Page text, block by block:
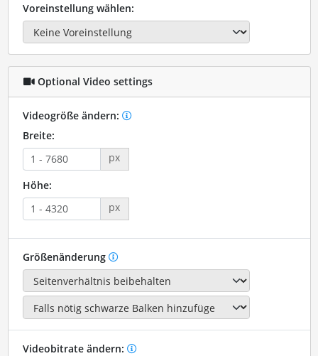
Voreinstellung wählen:
Optional Video settings
Videogröße ändern:
Breite:
px
Höhe:
px
Größenänderung
Videobitrate ändern: